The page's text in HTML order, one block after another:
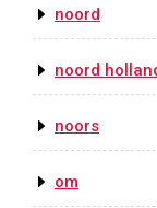
noord
noord
noors
om